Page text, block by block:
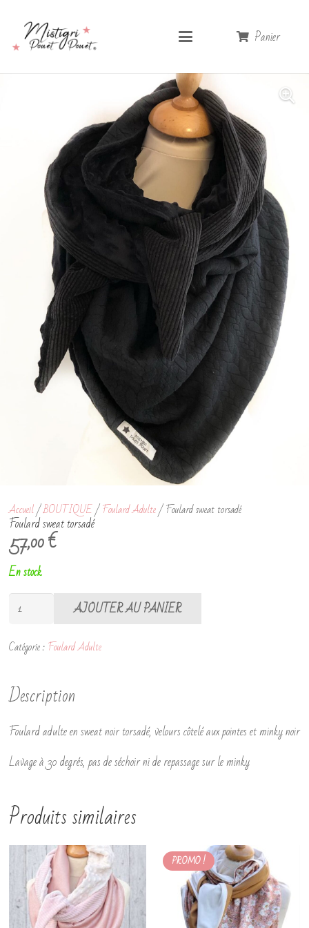
Panier
Accueil/BOUTIQUE/Foulard Adulte/ Foulard sweat torsadé
Foulard sweat torsadé
57,00€
En stock
quantité
Foulard
sweat
AJOUTER AU PANIER
Catégorie :Foulard Adulte
Description
Foulard adulte en sweat noir torsadé, velours côtelé aux pointes et minky noir
Lavage à 30 degrés, pas de séchoir ni de repassage sur le minky
Produits similaires
PROMO !